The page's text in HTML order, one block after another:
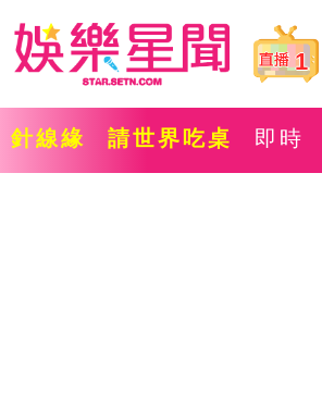
1
針線緣 請世界吃桌 即時